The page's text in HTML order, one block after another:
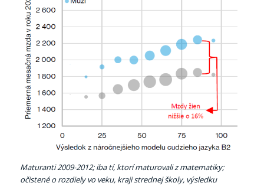
Maturanti 2009-2012; iba tí, ktorí maturovali z matematiky;
očistené o rozdiely vo veku, kraji strednej školy, výsledku